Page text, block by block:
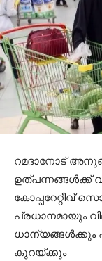
റമദാനോട്
ഉത്പന്നങ്ങള്‍ക്ക്
കോപ്പറേറ്റീവ്
പ്രധാനമായും
ധാന്യങ്ങള്‍ക്കും
കുറയ്ക്കും